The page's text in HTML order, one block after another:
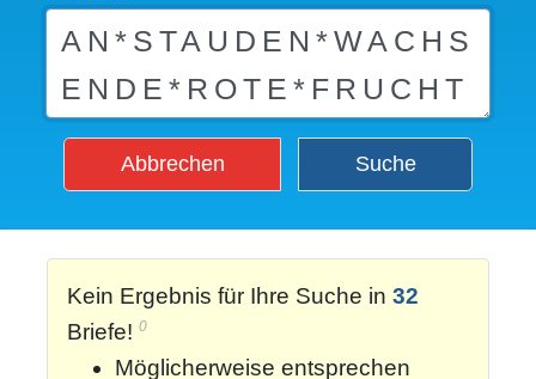
Abbrechen Suche
Kein Ergebnis für Ihre Suche in 32
Briefe! 0
Möglicherweise entsprechen